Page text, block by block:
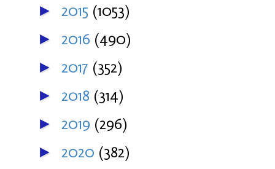
► 2015 (1053)
► 2016 (490)
► 2017 (352)
► 2018 (314)
► 2019 (296)
► 2020 (382)